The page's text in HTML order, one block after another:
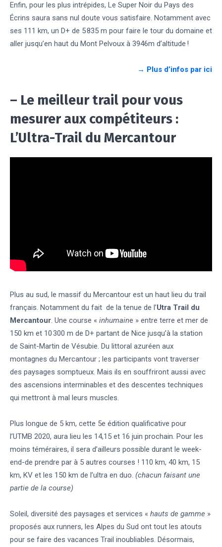
Enfin, pour les plus intrépides, Le Super Noir du Pays des
Écrins saura sans nul doute vous satisfaire. Notamment avec
ses 111 km, un D+ de 5 835 m pour faire le tour du domaine et
aller jusqu’en haut du Mont Pelvoux à 3946m d’altitude !
→ Plus d’infos par ici
– Le meilleur trail pour vous
mesurer aux compétiteurs :
L’Ultra-Trail du Mercantour
Plus au sud, le massif du Mercantour est un haut lieu du trail
français. Notamment du fait de la tenue de l’Utra Trail du
Mercantour . Une course « inhumaine » entre terre et mer de
150 km et 10 300 m de D+ partant de Nice jusqu’à la station
de Saint-Martin de Vésubie. Du littoral azuréen aux
montagnes du Mercantour ; les participants vont traverser
des paysages somptueux. Mais ils en souffriront aussi avec
des ascensions interminables et des descentes techniques
qui mettront à mal leurs muscles.
Plus longue de 5 km, cette 5e édition qualificative pour
l’UTMB 2020, aura lieu les 14,15 et 16 juin prochain. Pour les
moins téméraires, il sera d’ailleurs possible durant le week-
end-de prendre par à 5 autres courses ! 110 km, 40 km, 15
km, KV et les 150 km de l’ultra en duo. (chacun faisant une
partie de la course)
Soleil, diversité des paysages et services « hauts de gamme »
proposés aux runners, les Alpes du Sud ont tout les atouts
pour se faire des vacances Trail inoubliables. Désormais,